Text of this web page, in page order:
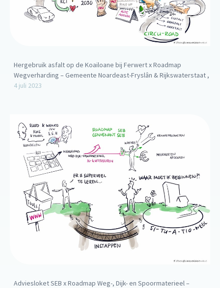
Hergebruik asfalt op de Koailoane bij Ferwert x Roadmap
Wegverharding – Gemeente Noardeast-Fryslân & Rijkswaterstaat ,
4 juli 2023
Adviesloket SEB x Roadmap Weg-, Dijk- en Spoormaterieel –